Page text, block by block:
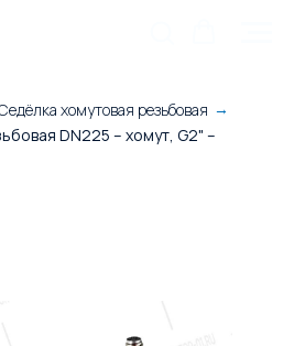
хомутовая резьбовая →
DN225 – хомут, G2" –